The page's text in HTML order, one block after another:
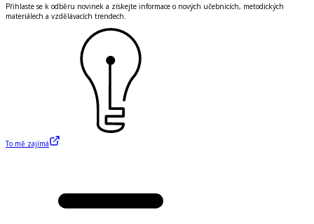
Přihlaste se k odběru novinek a získejte informace o nových učebnicích, metodických
materiálech a vzdělávacích trendech.
To mě zajímá